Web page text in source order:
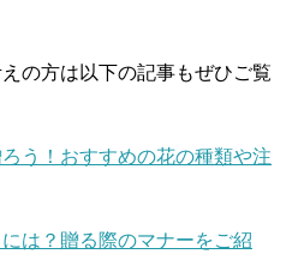
の方は以下の記事もぜひご覧
う！おすすめの花の種類や注
は？贈る際のマナーをご紹